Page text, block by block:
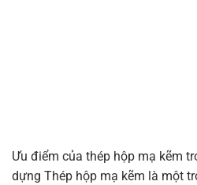
Ưu điểm của thép hộp mạ kẽm
dựng Thép hộp mạ kẽm là một